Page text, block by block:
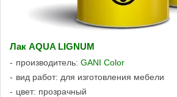
Лак AQUA LIGNUM
производитель: GANI Color
вид работ: для изготовления мебели
цвет: прозрачный